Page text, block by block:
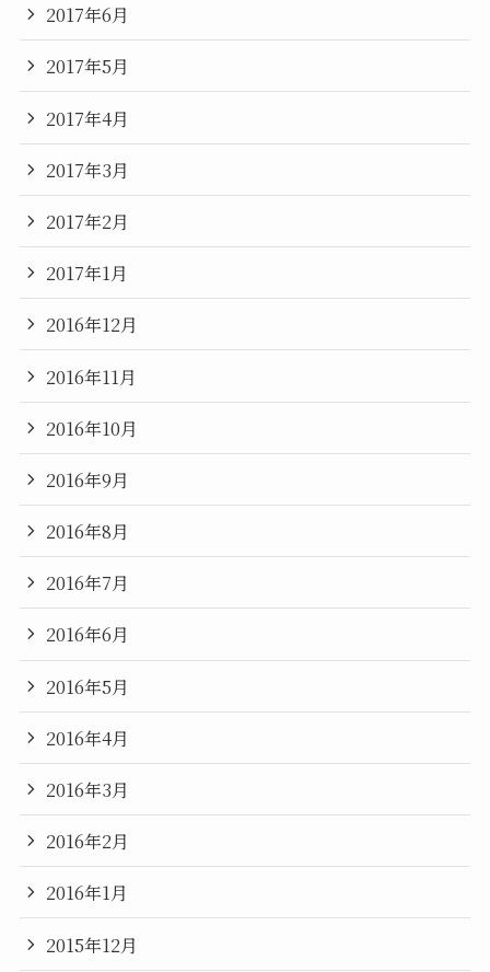
2017年6月
2017年5月
2017年4月
2017年3月
2017年2月
2017年1月
2016年12月
2016年11月
2016年10月
2016年9月
2016年8月
2016年7月
2016年6月
2016年5月
2016年4月
2016年3月
2016年2月
2016年1月
2015年12月